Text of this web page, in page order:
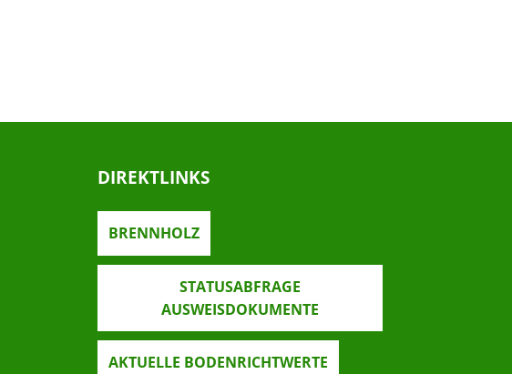
DIREKTLINKS
BRENNHOLZ
STATUSABFRAGE
AUSWEISDOKUMENTE
AKTUELLE BODENRICHTWERTE